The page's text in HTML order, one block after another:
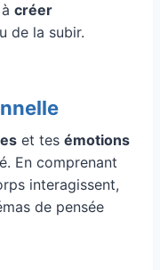
créer
de la subir.
et tes émotions
En comprenant
interagissent,
de pensée